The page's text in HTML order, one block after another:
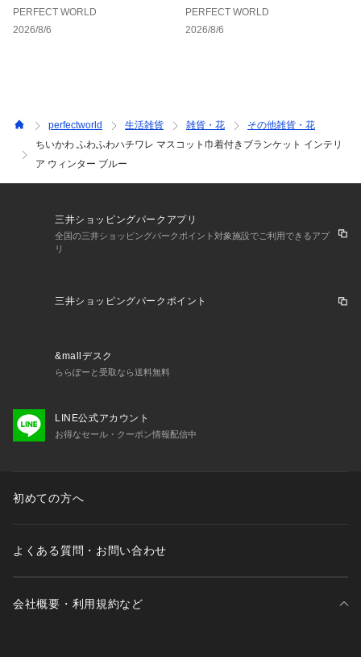
モンリールキーホルダーが超便
利
PERFECT WORLD
2026/8/6
ン、コダックなどのんびりきま
まなポケモンに癒されるバッジ
PERFECT WORLD
2026/8/6
perfectworld 生活雑貨 雑貨・花
その他雑貨・花
ちいかわ ふわふわハチワレ マスコット巾着付きブランケット インテリ
ア ウィンター ブルー
三井ショッピングパークアプリ
全国の三井ショッピングパークポイント対象施設でご利用できるアプ
リ
三井ショッピングパークポイント
&mallデスク
ららぽーと受取なら送料無料
LINE公式アカウント
お得なセール・クーポン情報配信中
初めての方へ
よくある質問・お問い合わせ
会社概要・利用規約など